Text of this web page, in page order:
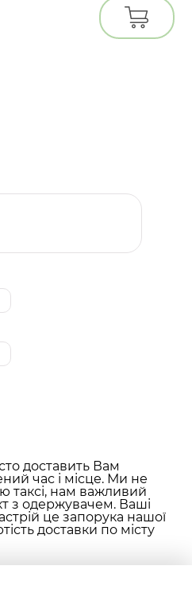
доставить Вам
час і місце. Ми не
таксі, нам важливий
з одержувачем. Ваші
це запорука нашої
доставки по місту